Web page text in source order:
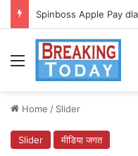
Spinboss Apple Pay
Menu
Home / Slider
Slider मीडिया जगत